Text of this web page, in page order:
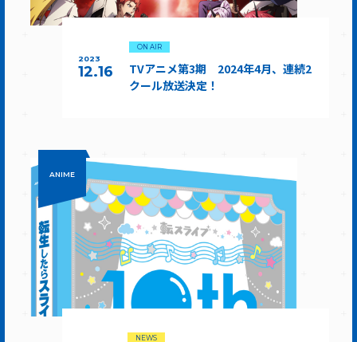
2023
12.16
ON AIR
TVアニメ第3期 2024年4月、連続2
クール放送決定！
ANIME
NEWS